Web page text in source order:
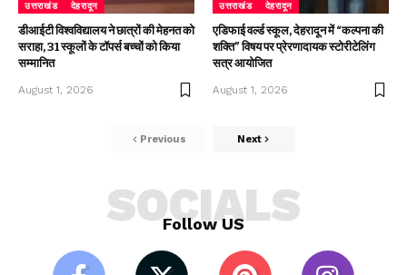
उत्तराखंड देहरादून
डीआईटी विश्वविद्यालय ने छात्रों की मेहनत को
सराहा, 31 स्कूलों के टॉपर्स बच्चों को किया
सम्मानित
August 1, 2026
उत्तराखंड देहरादून
एडिफाई वर्ल्ड स्कूल, देहरादून में “कल्पना की
शक्ति” विषय पर प्रेरणादायक स्टोरीटेलिंग
सत्र आयोजित
August 1, 2026
Previous Next
Follow US
SOCIALS